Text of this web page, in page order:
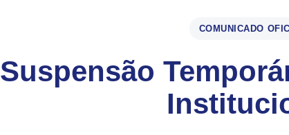
COMUNICADO
Suspensão